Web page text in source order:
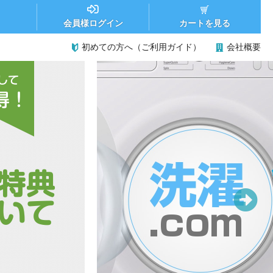
会員様ログイン
カートを見る
初めての方へ（ご利用ガイド）
会社概要